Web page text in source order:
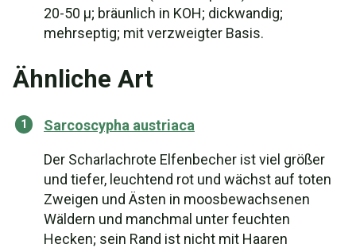
20-50 µ; bräunlich in KOH; dickwandig;
mehrseptig; mit verzweigter Basis.
Ähnliche Art
Sarcoscypha austriaca
Der Scharlachrote Elfenbecher ist viel größer
und tiefer, leuchtend rot und wächst auf toten
Zweigen und Ästen in moosbewachsenen
Wäldern und manchmal unter feuchten
Hecken; sein Rand ist nicht mit Haaren